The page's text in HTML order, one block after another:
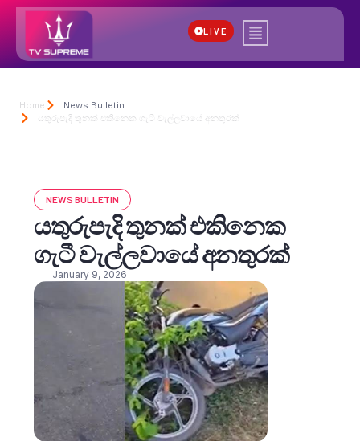
LIVE
Home
News Bulletin
යතුරුපැදි තුනක් එකිනෙක ගැටී වැල්ලවායේ අනතුරක්
NEWS BULLETIN
යතුරුපැදි තුනක් එකිනෙක
ගැටී වැල්ලවායේ අනතුරක්
January 9, 2026